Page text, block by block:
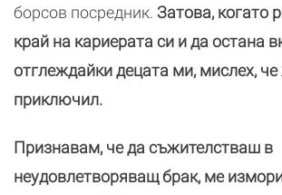
борсов посредник. Затова, когато
край на кариерата си и да остана
отглеждайки децата ми, мислех,
приключил.
Признавам, че да съжителстваш в
неудовлетворяващ брак, ме